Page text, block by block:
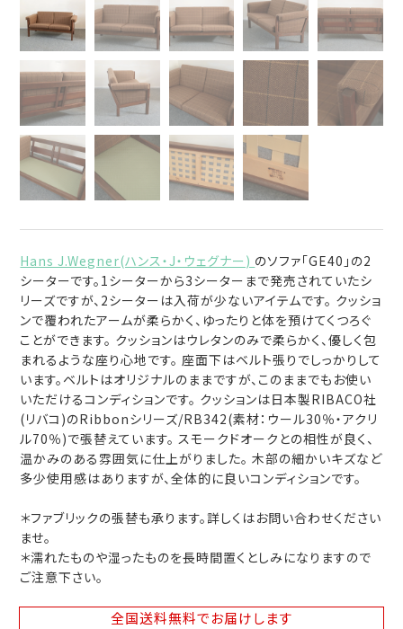
Hans J.Wegner(ハンス・J・ウェグナー) のソファ「GE40」の2
シーターです。1シーターから3シーターまで発売されていたシ
リーズですが、2シーターは入荷が少ないアイテムです。 クッショ
ンで覆われたアームが柔らかく、ゆったりと体を預けてくつろぐ
ことができます。 クッションはウレタンのみで柔らかく、優しく包
まれるような座り心地です。 座面下はベルト張りでしっかりして
います。ベルトはオリジナルのままですが、このままでもお使い
いただけるコンディションです。 クッションは日本製RIBACO社
(リバコ)のRibbonシリーズ/RB342(素材：ウール30％・アクリ
ル70％)で張替えています。 スモークドオークとの相性が良く、
温かみのある雰囲気に仕上がりました。 木部の細かいキズなど
多少使用感はありますが、全体的に良いコンディションです。
＊ファブリックの張替も承ります。詳しくはお問い合わせください
ませ。
＊濡れたものや湿ったものを長時間置くとしみになりますので
ご注意下さい。
全国送料無料でお届けします